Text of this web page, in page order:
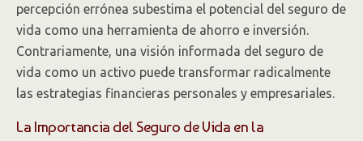
percepción errónea subestima el potencial del seguro de
vida como una herramienta de ahorro e inversión.
Contrariamente, una visión informada del seguro de
vida como un activo puede transformar radicalmente
las estrategias financieras personales y empresariales.
La Importancia del Seguro de Vida en la